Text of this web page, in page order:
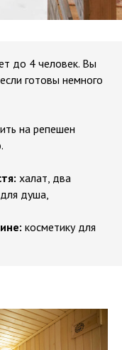
до 4 человек. Вы
готовы немного
на репешен
халат, два
душа,
косметику для